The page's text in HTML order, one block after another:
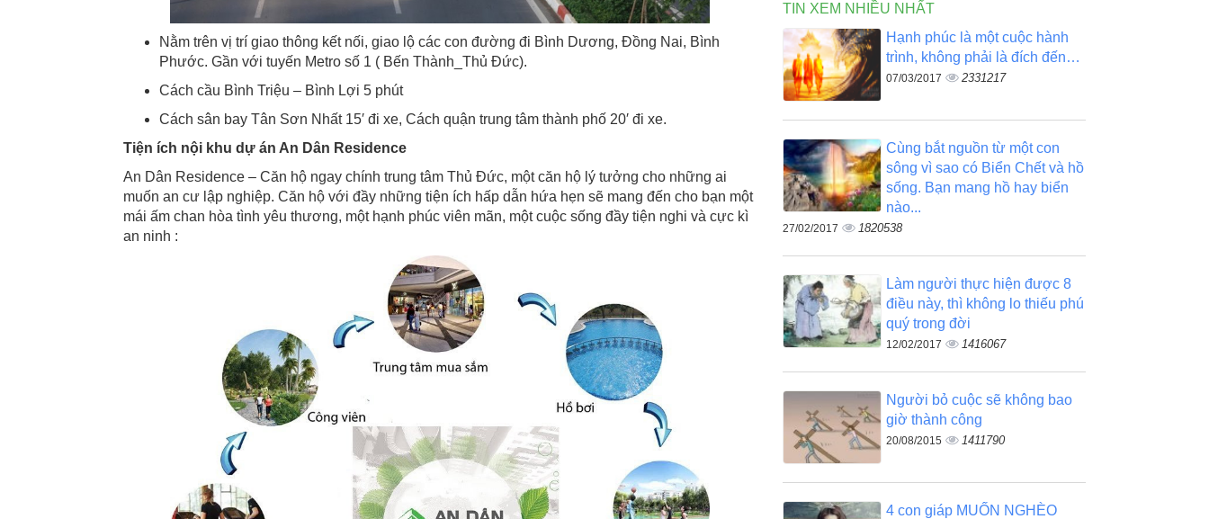
Nằm trên vị trí giao thông kết nối, giao lộ các con đường đi Bình Dương, Đồng Nai, Bình
Phước. Gần với tuyến Metro số 1 ( Bến Thành_Thủ Đức).
Cách cầu Bình Triệu – Bình Lợi 5 phút
Cách sân bay Tân Sơn Nhất 15′ đi xe, Cách quận trung tâm thành phố 20′ đi xe.
Tiện ích nội khu dự án An Dân Residence
An Dân Residence – Căn hộ ngay chính trung tâm Thủ Đức, một căn hộ lý tưởng cho những ai
muốn an cư lập nghiệp. Căn hộ với đầy những tiện ích hấp dẫn hứa hẹn sẽ mang đến cho bạn một
mái ấm chan hòa tình yêu thương, một hạnh phúc viên mãn, một cuộc sống đầy tiện nghi và cực kì
an ninh :
TIN XEM NHIỀU NHẤT
Hạnh phúc là một cuộc hành
trình, không phải là đích đến…
07/03/2017 2331217
Cùng bắt nguồn từ một con
sông vì sao có Biển Chết và hồ
sống. Bạn mang hồ hay biển
nào...
27/02/2017 1820538
Làm người thực hiện được 8
điều này, thì không lo thiếu phú
quý trong đời
12/02/2017 1416067
Người bỏ cuộc sẽ không bao
giờ thành công
20/08/2015 1411790
4 con giáp MUỐN NGHÈO